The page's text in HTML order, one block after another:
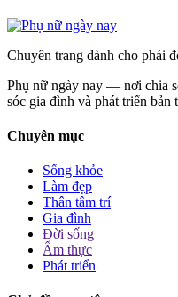
Chuyên trang dành cho phái
Phụ nữ ngày nay — nơi chia
sóc gia đình và phát triển bản
Chuyên mục
Sống khỏe
Làm đẹp
Thân tâm trí
Gia đình
Đời sống
Ẩm thực
Phát triển